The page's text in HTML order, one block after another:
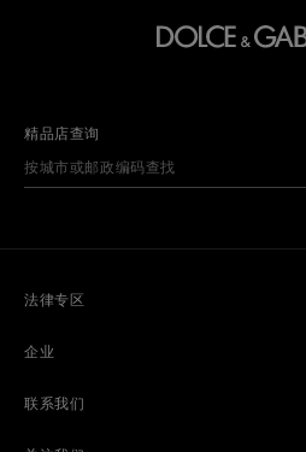
精品店查询
法律专区
企业
联系我们